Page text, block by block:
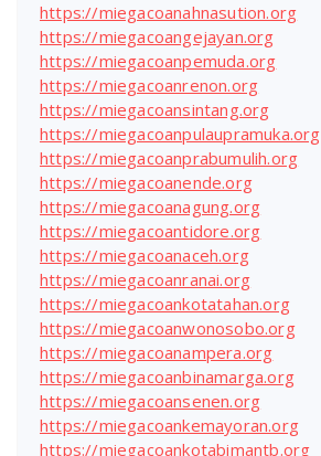
https://miegacoanahnasution.org
https://miegacoangejayan.org
https://miegacoanpemuda.org
https://miegacoanrenon.org
https://miegacoansintang.org
https://miegacoanpulaupramuka.org
https://miegacoanprabumulih.org
https://miegacoanende.org
https://miegacoanagung.org
https://miegacoantidore.org
https://miegacoanaceh.org
https://miegacoanranai.org
https://miegacoankotatahan.org
https://miegacoanwonosobo.org
https://miegacoanampera.org
https://miegacoanbinamarga.org
https://miegacoansenen.org
https://miegacoankemayoran.org
https://miegacoankotabimantb.org